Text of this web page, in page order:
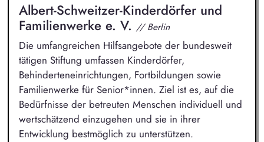
Albert-Schweitzer-Kinderdörfer und
Familienwerke e. V. // Berlin
Die umfangreichen Hilfsangebote der bundesweit
tätigen Stiftung umfassen Kinderdörfer,
Behinderteneinrichtungen, Fortbildungen sowie
Familienwerke für Senior*innen. Ziel ist es, auf die
Bedürfnisse der betreuten Menschen individuell und
wertschätzend einzugehen und sie in ihrer
Entwicklung bestmöglich zu unterstützen.